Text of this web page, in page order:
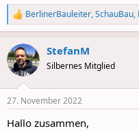
R
e
a
c
t
i
s
BerlinerBauleiter,SchauBau,
StefanM
Silbernes Mitglied
27. November 2022
Hallo zusammen,